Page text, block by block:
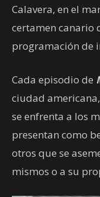
Calavera, en el
certamen canario
programación de
Cada episodio de
ciudad
se enfrenta a los
presentan como
otros que se
mismos o a su